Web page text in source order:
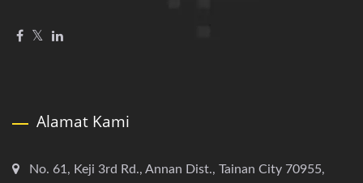
Alamat Kami
No. 61, Keji 3rd Rd., Annan Dist., Tainan City 70955,